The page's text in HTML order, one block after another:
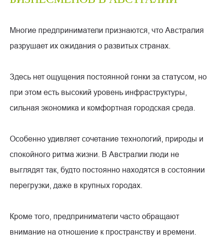
Многие предприниматели признаются, что Австралия
разрушает их ожидания о развитых странах.
Здесь нет ощущения постоянной гонки за статусом, но
при этом есть высокий уровень инфраструктуры,
сильная экономика и комфортная городская среда.
Особенно удивляет сочетание технологий, природы и
спокойного ритма жизни. В Австралии люди не
выглядят так, будто постоянно находятся в состоянии
перегрузки, даже в крупных городах.
Кроме того, предприниматели часто обращают
внимание на отношение к пространству и времени.